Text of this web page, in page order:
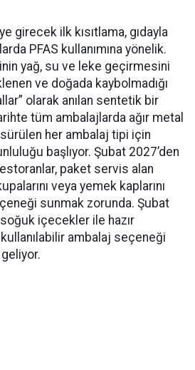
girecek ilk kısıtlama, gıdayla
PFAS kullanımına yönelik.
yağ, su ve leke geçirmesini
ve doğada kaybolmadığı
olarak anılan sentetik bir
tüm ambalajlarda ağır metal
sürülen her ambalaj tipi için
başlıyor. Şubat 2027’den
paket servis alan
veya yemek kaplarını
sunmak zorunda. Şubat
içecekler ile hazır
ambalaj seçeneği